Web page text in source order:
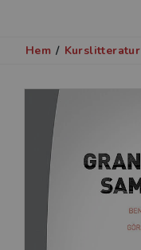
Hem / Kurslitteratur